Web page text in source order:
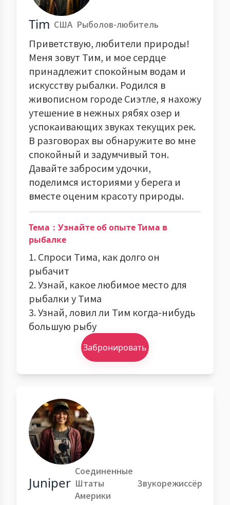
Tim США Рыболов-любитель
Приветствую, любители природы!
Меня зовут Тим, и мое сердце
принадлежит спокойным водам и
искусству рыбалки. Родился в
живописном городе Сиэтле, я нахожу
утешение в нежных рябях озер и
успокаивающих звуках текущих рек.
В разговорах вы обнаружите во мне
спокойный и задумчивый тон.
Давайте забросим удочки,
поделимся историями у берега и
вместе оценим красоту природы.
Тема：Узнайте об опыте Тима в
рыбалке
1. Спроси Тима, как долго он
рыбачит
2. Узнай, какое любимое место для
рыбалки у Тима
3. Узнай, ловил ли Тим когда-нибудь
большую рыбу
Забронировать
Juniper
Соединенные
Штаты
Америки
Звукорежиссёр